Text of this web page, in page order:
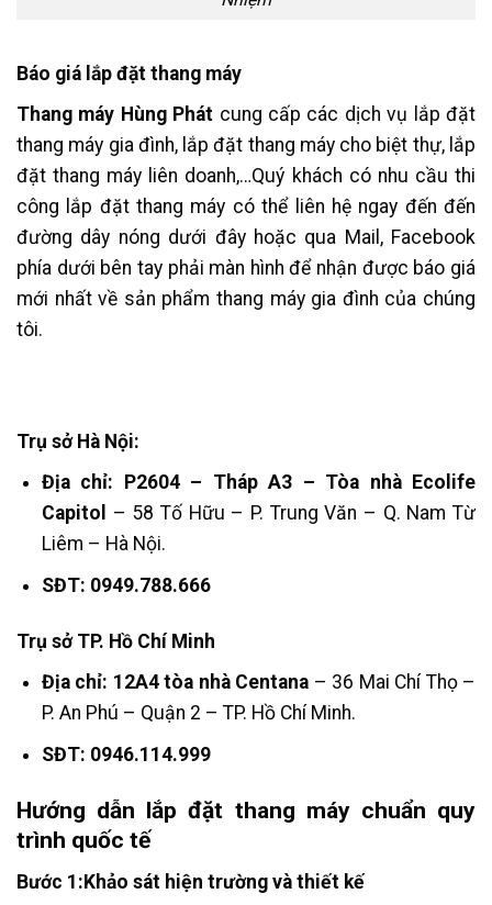
Báo giá lắp đặt thang máy
Thang máy Hùng Phát cung cấp các dịch vụ lắp đặt
thang máy gia đình, lắp đặt thang máy cho biệt thự, lắp
đặt thang máy liên doanh,…Quý khách có nhu cầu thi
công lắp đặt thang máy có thể liên hệ ngay đến đến
đường dây nóng dưới đây hoặc qua Mail, Facebook
phía dưới bên tay phải màn hình để nhận được báo giá
mới nhất về sản phẩm thang máy gia đình của chúng
tôi.
Trụ sở Hà Nội:
Địa chỉ: P2604 – Tháp A3 – Tòa nhà Ecolife
Capitol – 58 Tố Hữu – P. Trung Văn – Q. Nam Từ
Liêm – Hà Nội.
SĐT: 0949.788.666
Trụ sở TP. Hồ Chí Minh
Địa chỉ: 12A4 tòa nhà Centana – 36 Mai Chí Thọ –
P. An Phú – Quận 2 – TP. Hồ Chí Minh.
SĐT: 0946.114.999
Hướng dẫn lắp đặt thang máy chuẩn quy
trình quốc tế
Bước 1:Khảo sát hiện trường và thiết kế